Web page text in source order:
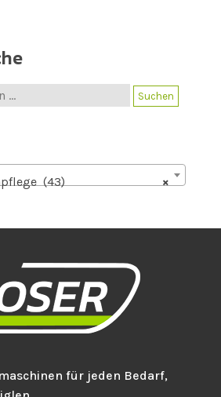
Suchen
×
(43)
für jeden Bedarf,